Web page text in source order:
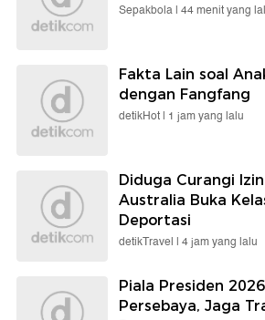
Sepakbola | 44 menit yang
Fakta Lain soal
dengan Fangfang
detikHot | 1 jam yang lalu
Diduga Curangi
Australia Buka
Deportasi
detikTravel | 4 jam yang lalu
Piala Presiden
Persebaya, Jaga